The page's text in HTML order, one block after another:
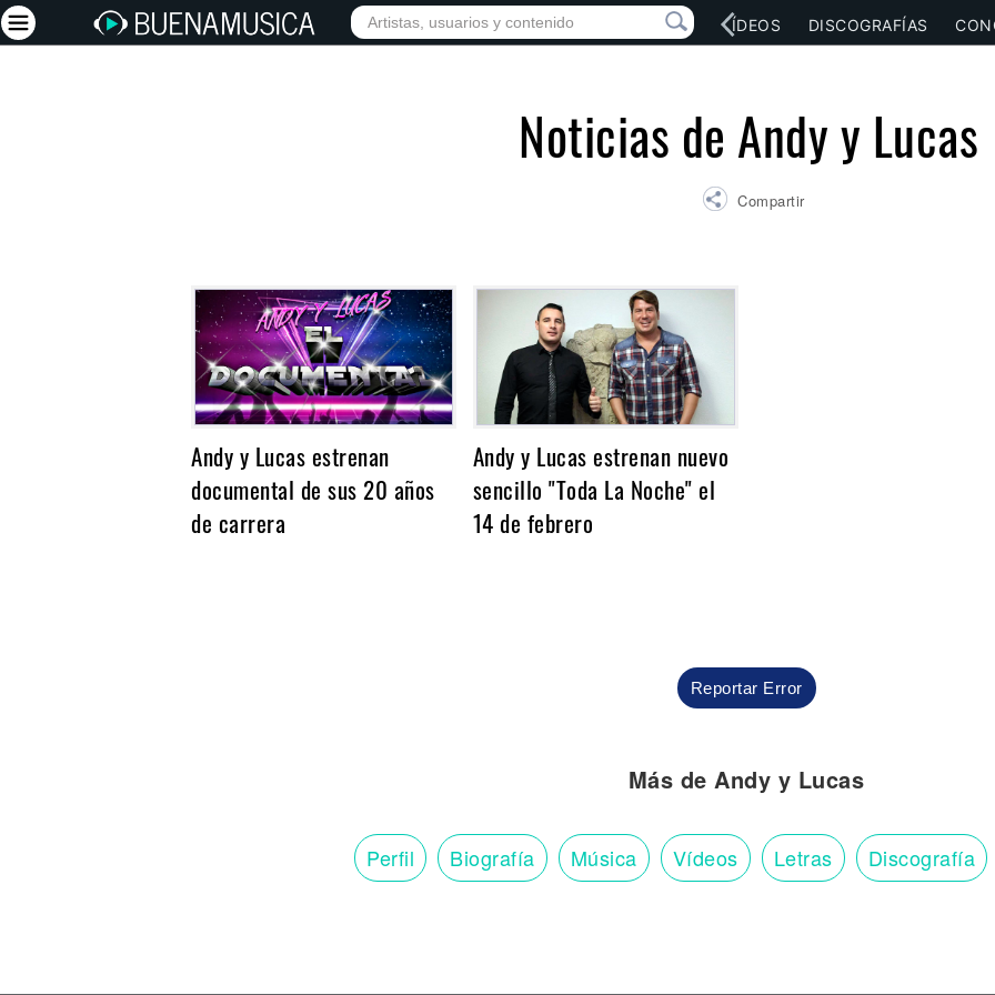
INICIO ARTISTAS RED SOCIAL MÚSICA VÍDEOS DISCOGRAFÍAS
Noticias de Andy y Lucas
Compartir
Andy y Lucas estrenan
documental de sus 20 años
de carrera
Andy y Lucas estrenan nuevo
sencillo "Toda La Noche" el
14 de febrero
Reportar Error
Más de Andy y Lucas
Perfil Biografía Música Vídeos Letras Discografía